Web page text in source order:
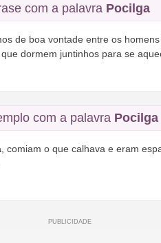
com a palavra Pocilga
de boa vontade entre os
que dormem juntinhos para se
com a palavra Pocilga
, comiam o que calhava e eram